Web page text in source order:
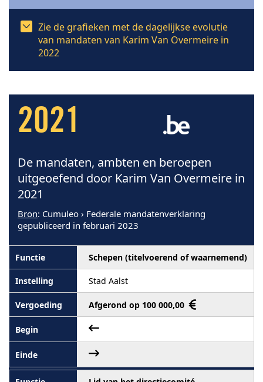
Zie de grafieken met de dagelijkse evolutie
van mandaten van Karim Van Overmeire in
2022
2021
De mandaten, ambten en beroepen
uitgeoefend door Karim Van Overmeire in
2021
Bron: Cumuleo › Federale mandatenverklaring
gepubliceerd in februari 2023
Schepen (titelvoerend of waarnemend)
Stad Aalst
Afgerond op 100 000,00